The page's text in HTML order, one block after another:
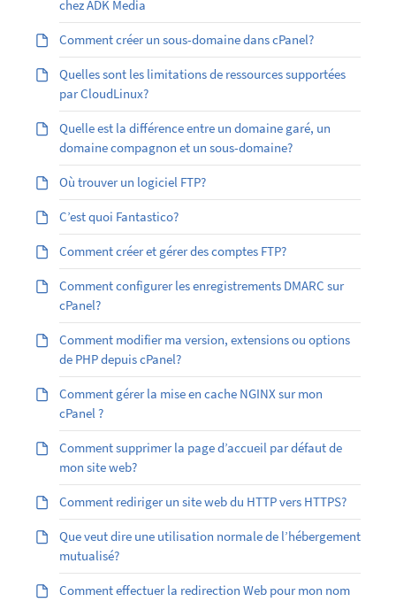
chez ADK Media
Comment créer un sous-domaine dans cPanel?
Quelles sont les limitations de ressources supportées
par CloudLinux?
Quelle est la différence entre un domaine garé, un
domaine compagnon et un sous-domaine?
Où trouver un logiciel FTP?
C’est quoi Fantastico?
Comment créer et gérer des comptes FTP?
Comment configurer les enregistrements DMARC sur
cPanel?
Comment modifier ma version, extensions ou options
de PHP depuis cPanel?
Comment gérer la mise en cache NGINX sur mon
cPanel ?
Comment supprimer la page d’accueil par défaut de
mon site web?
Comment rediriger un site web du HTTP vers HTTPS?
Que veut dire une utilisation normale de l’hébergement
mutualisé?
Comment effectuer la redirection Web pour mon nom